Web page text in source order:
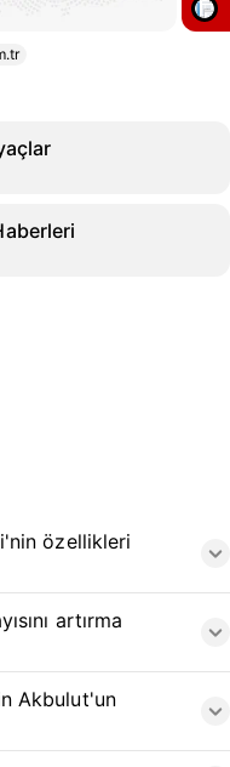
özellikleri
artırma
Akbulut'un